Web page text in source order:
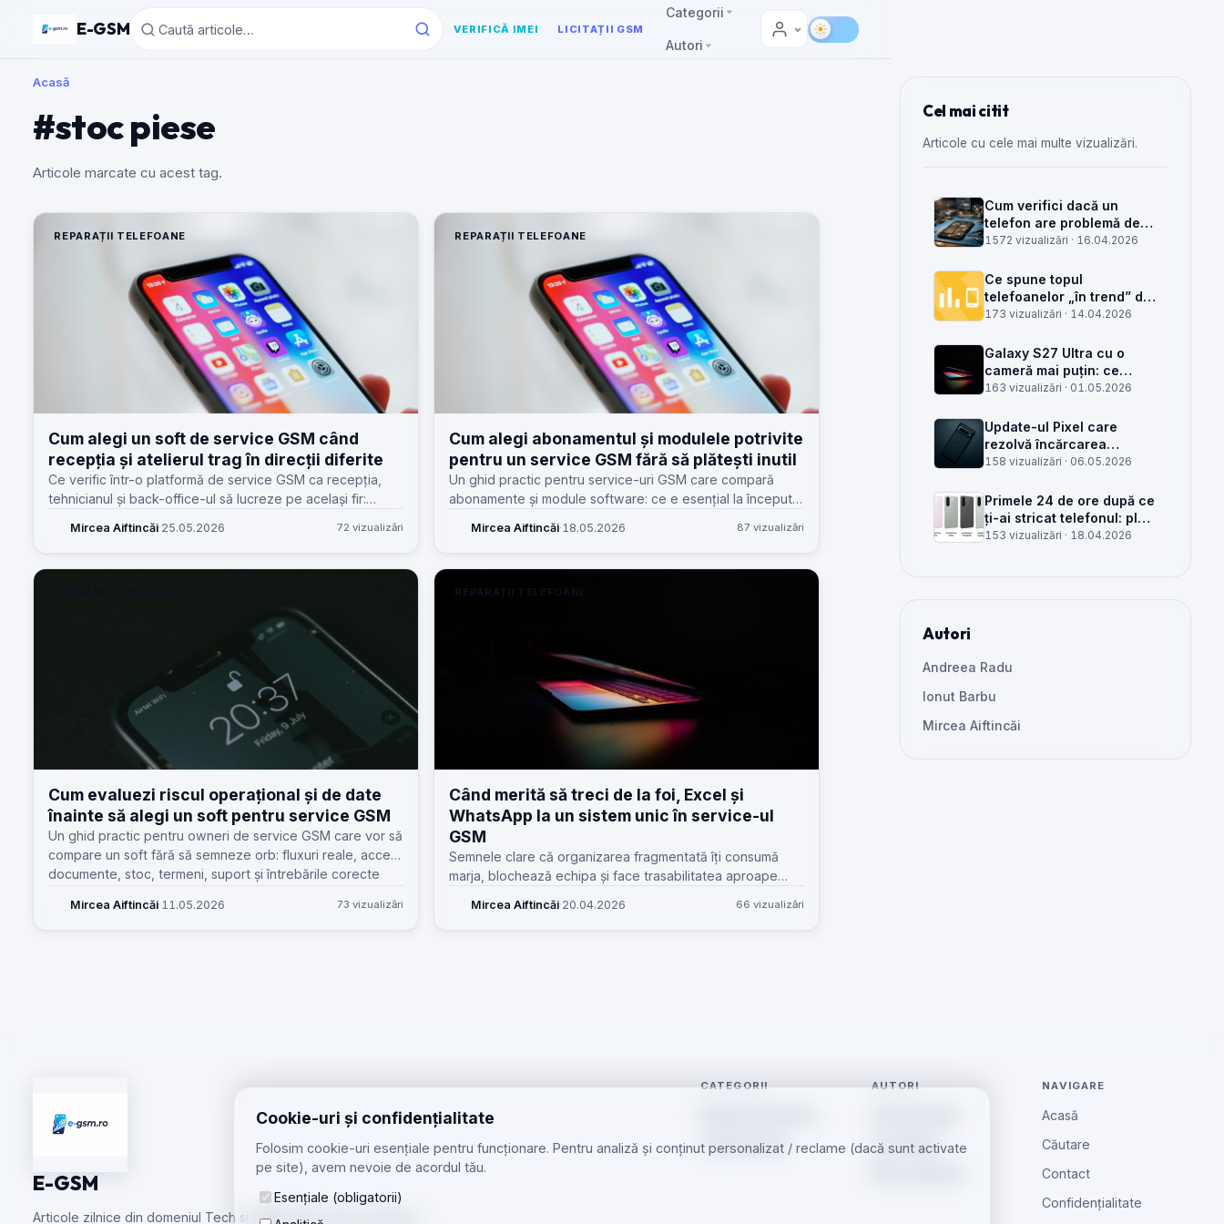
Cookie-uri și confidențialitate
Folosim cookie-uri esențiale pentru funcționare. Pentru analiză și conținut personalizat / reclame (dacă sunt activate
pe site), avem nevoie de acordul tău.
Esențiale (obligatorii)
E-GSM VERIFICĂ IMEI LICITAȚII GSM
Categorii
Autori
Acasă
#stoc piese
Articole marcate cu acest tag.
REPARAȚII TELEFOANE
Cum alegi un soft de service GSM când
recepția și atelierul trag în direcții diferite
Ce verific într-o platformă de service GSM ca recepția,
tehnicianul și back-office-ul să lucreze pe același fir:
Mircea Aiftincăi·25.05.2026 72 vizualizări
REPARAȚII TELEFOANE
Cum alegi abonamentul și modulele potrivite
pentru un service GSM fără să plătești inutil
Un ghid practic pentru service-uri GSM care compară
abonamente și module software: ce e esențial la început,
alegi doar după preț.
Mircea Aiftincăi· 18.05.2026 87 vizualizări
Cum evaluezi riscul operațional și de date
înainte să alegi un soft pentru service GSM
Un ghid practic pentru owneri de service GSM care vor să
compare un soft fără să semneze orb: fluxuri reale, acces,
documente, stoc, termeni, suport și întrebările corecte
Mircea Aiftincăi· 11.05.2026 73 vizualizări
REPARAȚII TELEFOANE
Când merită să treci de la foi, Excel și
WhatsApp la un sistem unic în service-ul
GSM
Semnele clare că organizarea fragmentată îți consumă
marja, blochează echipa și face trasabilitatea aproape
Mircea Aiftincăi·20.04.2026 66 vizualizări
Cel mai citit
Articole cu cele mai multe vizualizări.
Cum verifici dacă un
telefon are problemă de
semnal din antenă, din
rețea
1572 vizualizări · 16.04.2026
Ce spune topul
telefoanelor „în trend” din
săptămâna 15 despre
173 vizualizări · 14.04.2026
Galaxy S27 Ultra cu o
cameră mai puțin: ce
înseamnă pentru service,
163 vizualizări · 01.05.2026
Update-ul Pixel care
rezolvă încărcarea
wireless și glitch-uri de
158 vizualizări · 06.05.2026
Primele 24 de ore după ce
ți-ai stricat telefonul: plan
clar, greșeli de evitat și
153 vizualizări · 18.04.2026
Autori
Andreea Radu
Ionut Barbu
Mircea Aiftincăi
E-GSM
Articole zilnice din domeniul Tech si GSM care te tin la curent cu
CATEGORII
Telefoane Noi
AUTORI
Ionut Barbu
NAVIGARE
Acasă
Căutare
Contact
Confidențialitate